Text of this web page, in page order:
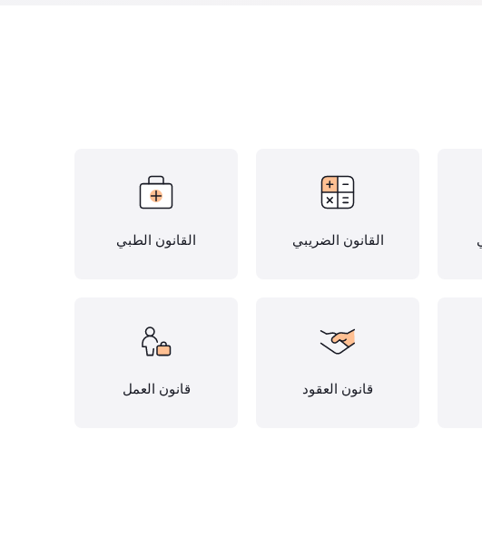
القانون الضريبي القانون الطبي
قانون العقود قانون العمل